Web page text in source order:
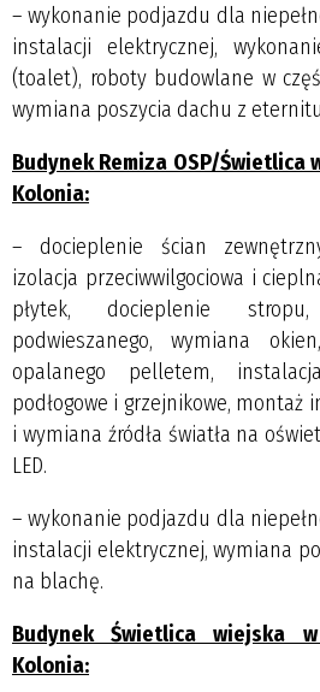
– wykonanie podjazdu dla
instalacji elektrycznej,
(toalet), roboty budowlane w
wymiana poszycia dachu z
Budynek Remiza OSP/Świetlica
Kolonia:
– docieplenie ścian
izolacja przeciwwilgociowa i
płytek, docieplenie
podwieszanego, wymiana
opalanego pelletem,
podłogowe i grzejnikowe, montaż
i wymiana źródła światła na
LED.
– wykonanie podjazdu dla
instalacji elektrycznej, wymiana
na blachę.
Budynek Świetlica wiejska
Kolonia: